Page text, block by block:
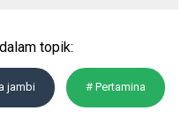
topik:
jambi # Pertamina